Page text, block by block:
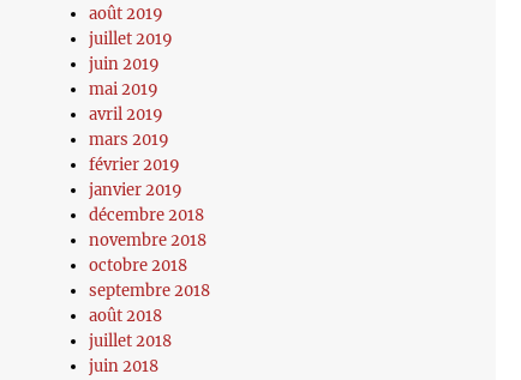
août 2019
juillet 2019
juin 2019
mai 2019
avril 2019
mars 2019
février 2019
janvier 2019
décembre 2018
novembre 2018
octobre 2018
septembre 2018
août 2018
juillet 2018
juin 2018